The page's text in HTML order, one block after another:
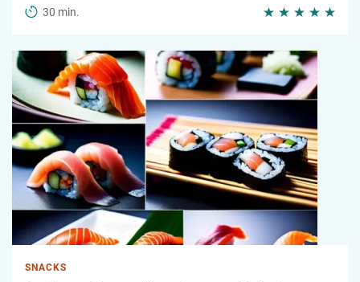
30 min.
SNACKS